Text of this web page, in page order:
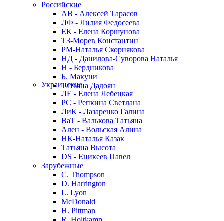
Российские
АВ - Алексей Тарасов
ЛФ - Лилия Федосеева
ЕК - Елена Коршунова
ТЗ-Морев Константин
РМ-Наталья Скорнякова
НД - Данилова-Суворова Наталья
Н - Бердникова
Б. Макуни
Татьяна Дадоян
Украинские
ЛЕ - Елена Лебецкая
РС - Репкина Светлана
ЛиК - Лазаренко Галина
ВаТ - Валькова Татьяна
Ален - Вольская Алина
НК-Наталья Казак
Татьяна Высота
DS - Еникеев Павел
Зарубежные
C. Thompson
D. Harrington
L. Lyon
McDonald
H. Pittman